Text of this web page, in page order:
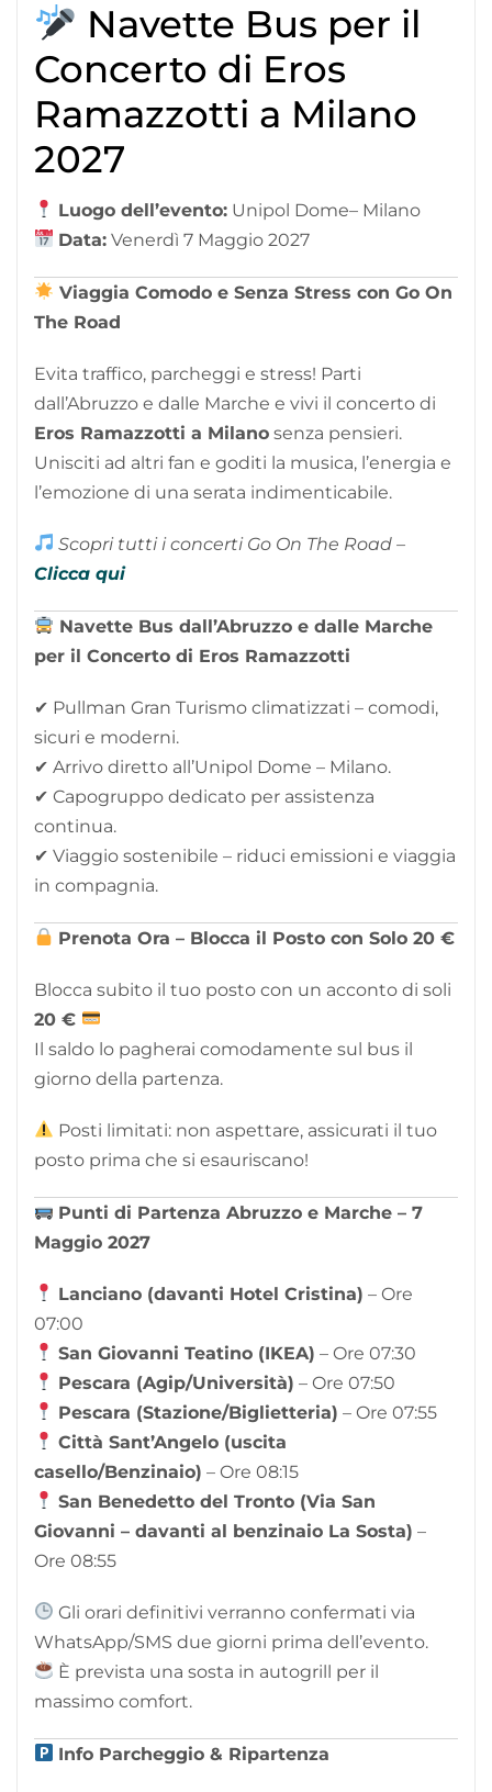
Navette Bus per il
Concerto di Eros
Ramazzotti a Milano
2027
Luogo dell’evento: Unipol Dome– Milano
Data: Venerdì 7 Maggio 2027
Viaggia Comodo e Senza Stress con Go On
The Road
Evita traffico, parcheggi e stress! Parti
dall’Abruzzo e dalle Marche e vivi il concerto di
Eros Ramazzotti a Milano senza pensieri.
Unisciti ad altri fan e goditi la musica, l’energia e
l’emozione di una serata indimenticabile.
Scopri tutti i concerti Go On The Road –
Clicca qui
Navette Bus dall’Abruzzo e dalle Marche
per il Concerto di Eros Ramazzotti
✔ Pullman Gran Turismo climatizzati – comodi,
sicuri e moderni.
✔ Arrivo diretto all’Unipol Dome – Milano.
✔ Capogruppo dedicato per assistenza
continua.
✔ Viaggio sostenibile – riduci emissioni e viaggia
in compagnia.
Prenota Ora – Blocca il Posto con Solo 20 €
Blocca subito il tuo posto con un acconto di soli
20 €
Il saldo lo pagherai comodamente sul bus il
giorno della partenza.
Posti limitati: non aspettare, assicurati il tuo
posto prima che si esauriscano!
Punti di Partenza Abruzzo e Marche – 7
Maggio 2027
Lanciano (davanti Hotel Cristina) – Ore
07:00
San Giovanni Teatino (IKEA) – Ore 07:30
Pescara (Agip/Università) – Ore 07:50
Pescara (Stazione/Biglietteria) – Ore 07:55
Città Sant’Angelo (uscita
casello/Benzinaio) – Ore 08:15
San Benedetto del Tronto (Via San
Giovanni – davanti al benzinaio La Sosta) –
Ore 08:55
Gli orari definitivi verranno confermati via
WhatsApp/SMS due giorni prima dell’evento.
È prevista una sosta in autogrill per il
massimo comfort.
Info Parcheggio & Ripartenza